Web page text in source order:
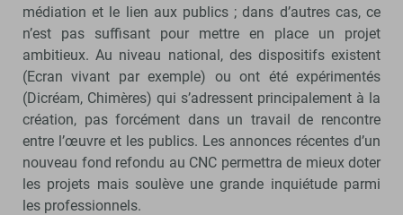
médiation et le lien aux publics ; dans d’autres cas, ce
n’est pas suffisant pour mettre en place un projet
ambitieux. Au niveau national, des dispositifs existent
(Ecran vivant par exemple) ou ont été expérimentés
(Dicréam, Chimères) qui s’adressent principalement à la
création, pas forcément dans un travail de rencontre
entre l’œuvre et les publics. Les annonces récentes d’un
nouveau fond refondu au CNC permettra de mieux doter
les projets mais soulève une grande inquiétude parmi
les professionnels.